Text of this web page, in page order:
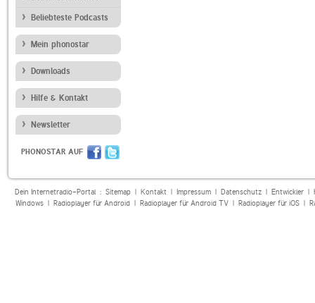
Beliebteste Podcasts
Mein phonostar
Downloads
Hilfe & Kontakt
Newsletter
PHONOSTAR AUF
Dein Internetradio-Portal : Sitemap| Kontakt| Impressum| Datenschutz| Entwickler|
Windows| Radioplayer für Android| Radioplayer für Android TV| Radioplayer für iOS|